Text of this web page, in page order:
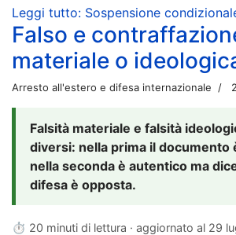
Leggi tutto: Sospensione
Falso e
materiale o
Arresto all'estero e difesa internazionale
Falsità materiale e falsità
diversi: nella prima il documento
nella seconda è autentico ma
difesa è opposta.
⏱ 20 minuti di lettura · aggiornato al 29